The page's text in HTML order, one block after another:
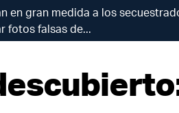
en gran medida a los
fotos falsas de...